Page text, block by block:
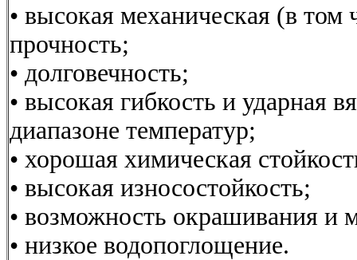
• высокая механическая (в том
прочность;
• долговечность;
• высокая гибкость и ударная
диапазоне температур;
• хорошая химическая
• высокая износостойкость;
• возможность окрашивания и
• низкое водопоглощение.